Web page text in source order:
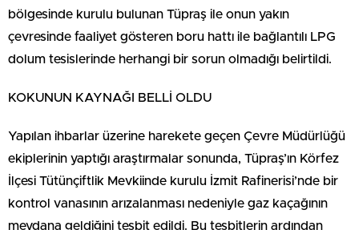
bölgesinde kurulu bulunan Tüpraş ile onun yakın
çevresinde faaliyet gösteren boru hattı ile bağlantılı LPG
dolum tesislerinde herhangi bir sorun olmadığı belirtildi.
KOKUNUN KAYNAĞI BELLİ OLDU
Yapılan ihbarlar üzerine harekete geçen Çevre Müdürlüğü
ekiplerinin yaptığı araştırmalar sonunda, Tüpraş’ın Körfez
İlçesi Tütünçiftlik Mevkiinde kurulu İzmit Rafinerisi’nde bir
kontrol vanasının arızalanması nedeniyle gaz kaçağının
meydana geldiğini tesbit edildi. Bu tesbitlerin ardından